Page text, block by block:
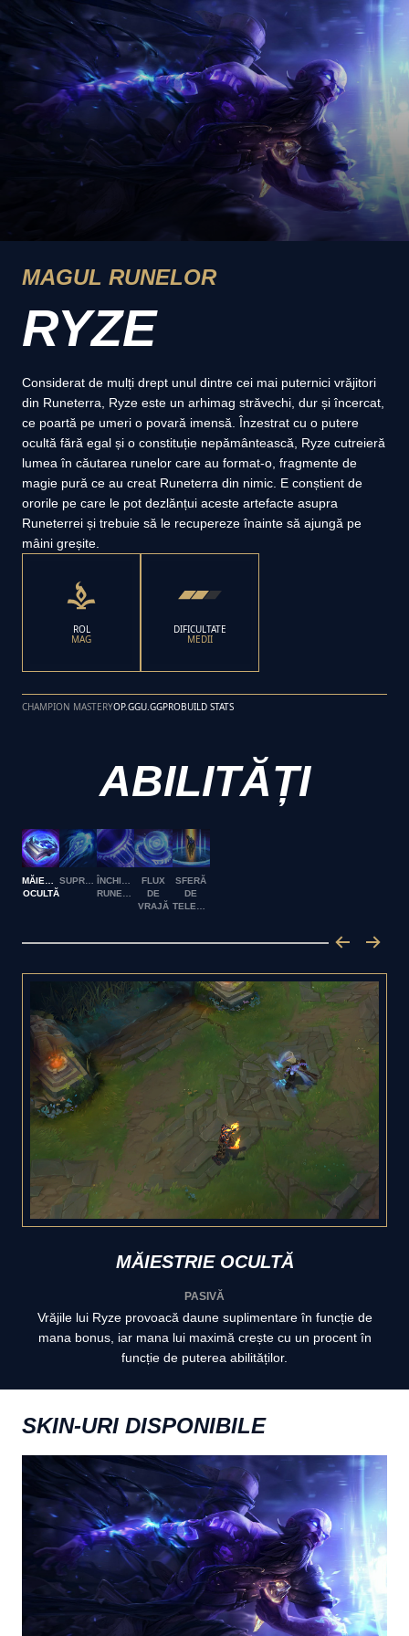
MAGUL RUNELOR
RYZE
Considerat de mulți drept unul dintre cei mai puternici vrăjitori
din Runeterra, Ryze este un arhimag străvechi, dur și încercat,
ce poartă pe umeri o povară imensă. Înzestrat cu o putere
ocultă fără egal și o constituție nepământească, Ryze cutreieră
lumea în căutarea runelor care au format-o, fragmente de
magie pură ce au creat Runeterra din nimic. E conștient de
ororile pe care le pot dezlănțui aceste artefacte asupra
Runeterrei și trebuie să le recupereze înainte să ajungă pe
mâini greșite.
ROL
MAG
DIFICULTATE
MEDII
CHAMPION MASTERYOP.GGU.GGPROBUILD STATS
ABILITĂȚI
MĂIESTRIE
OCULTĂ
ÎNCHISOAREA
FLUX
DE
VRAJĂ
SFERĂ
DE
MĂIESTRIE OCULTĂ
PASIVĂ
Vrăjile lui Ryze provoacă daune suplimentare în funcție de
mana bonus, iar mana lui maximă crește cu un procent în
funcție de puterea abilităților.
SKIN-URI DISPONIBILE